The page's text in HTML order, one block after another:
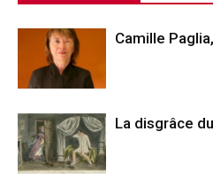
Camille
La disgrâce